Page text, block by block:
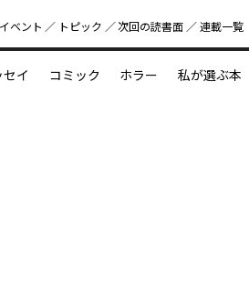
イベント トピック 次回の読書⾯ 連載一覧
イ コミック ホラー 私が選ぶ本